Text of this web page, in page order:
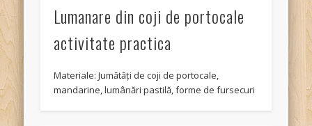
Lumanare din coji de portocale
activitate practica
Materiale: Jumătăți de coji de portocale,
mandarine, lumânări pastilă, forme de fursecuri